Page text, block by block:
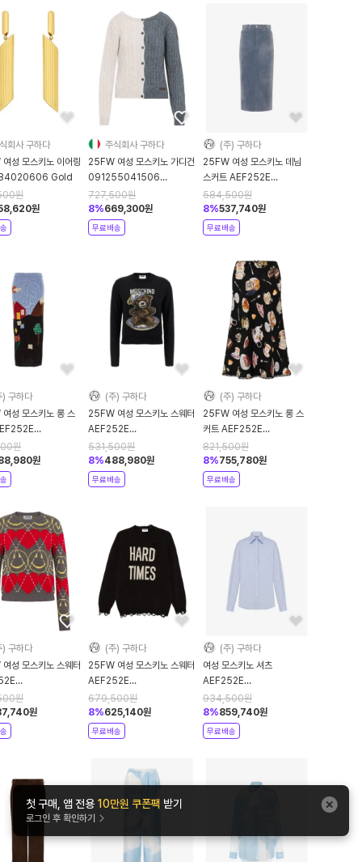
첫 구매, 앱 전용 10만원 쿠폰팩 받기
로그인 후 확인하기
회사 구하다
성 모스키노 이어링
Gold
원
원
주식회사 구하다
25FW 여성 모스키노 가디건
091255041506
Multicolour
727,500원
8%669,300원
무료배송
(주) 구하다
25FW 여성 모스키노 데님
스커트 AEF252E
01155521AEF0322
Grey DOM
584,500원
8%537,740원
무료배송
) 구하다
성 모스키노 롱 스
DOM
원
원
(주) 구하다
25FW 여성 모스키노 스웨터
AEF252E
09365500AEF2555
Black DOM
531,500원
8%488,980원
무료배송
(주) 구하다
25FW 여성 모스키노 롱 스
커트 AEF252E
01295559AEF1555
Black DOM
821,500원
8%755,780원
무료배송
) 구하다
성 모스키노 스웨터
원
원
(주) 구하다
25FW 여성 모스키노 스웨터
AEF252E
09315503AEF0102
Brown DOM
679,500원
8%625,140원
무료배송
(주) 구하다
여성 모스키노 셔츠
AEF252E
02315531AEF1293
Blue DOM
934,500원
8%859,740원
무료배송